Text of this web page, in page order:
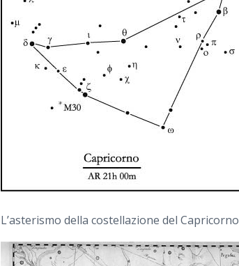
L’asterismo della costellazione del Capricorno